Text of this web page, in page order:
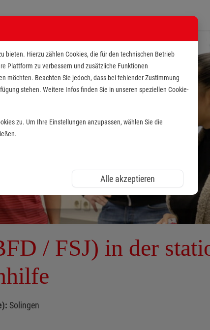
/ FSJ) in der
Solingen
bieten. Hierzu zählen Cookies, die für den technischen Betrieb
Plattform zu verbessern und zusätzliche Funktionen
möchten. Beachten Sie jedoch, dass bei fehlender Zustimmung
stehen. Weitere Infos finden Sie in unseren speziellen Cookie-
zu. Um Ihre Einstellungen anzupassen, wählen Sie die
Alle akzeptieren